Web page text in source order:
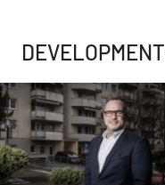
DEVELOPMENT